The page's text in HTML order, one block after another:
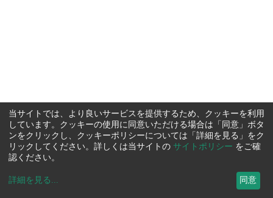
当サイトでは、より良いサービスを提供するため、クッキーを利用
しています。クッキーの使用に同意いただける場合は「同意」ボタ
ンをクリックし、クッキーポリシーについては「詳細を見る」をク
リックしてください。詳しくは当サイトの サイトポリシー をご確
認ください。
詳細を見る ... 同意